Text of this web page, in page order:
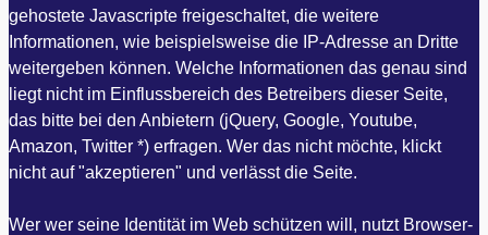
gehostete Javascripte freigeschaltet, die weitere
Informationen, wie beispielsweise die IP-Adresse an Dritte
weitergeben können. Welche Informationen das genau sind
liegt nicht im Einflussbereich des Betreibers dieser Seite,
das bitte bei den Anbietern (jQuery, Google, Youtube,
Amazon, Twitter *) erfragen. Wer das nicht möchte, klickt
nicht auf "akzeptieren" und verlässt die Seite.
Wer wer seine Identität im Web schützen will, nutzt Browser-